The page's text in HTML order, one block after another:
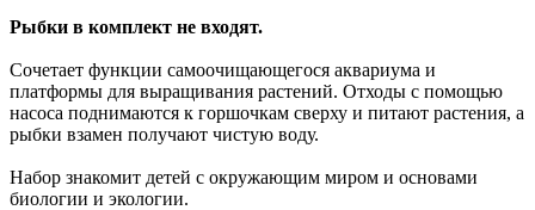
Рыбки в комплект не входят.
Сочетает функции самоочищающегося аквариума и
платформы для выращивания растений. Отходы с помощью
насоса поднимаются к горшочкам сверху и питают растения, а
рыбки взамен получают чистую воду.
Набор знакомит детей с окружающим миром и основами
биологии и экологии.